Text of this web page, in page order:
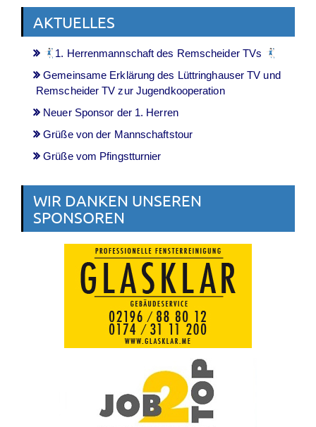
AKTUELLES
1. Herrenmannschaft des Remscheider TVs
Gemeinsame Erklärung des Lüttringhauser TV und
Remscheider TV zur Jugendkooperation
Neuer Sponsor der 1. Herren
Grüße von der Mannschaftstour
Grüße vom Pfingstturnier
WIR DANKEN UNSEREN
SPONSOREN